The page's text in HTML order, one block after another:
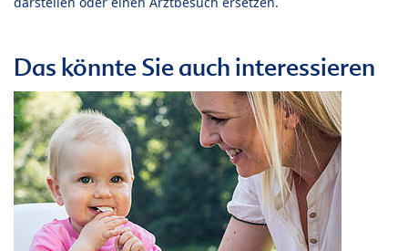
Das könnte Sie auch interessieren